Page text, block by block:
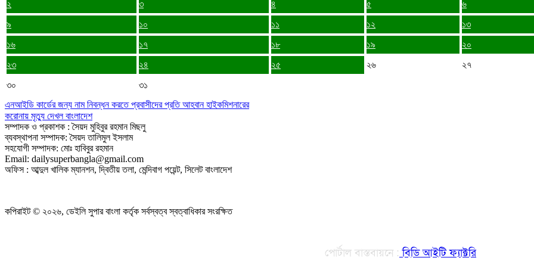
২
৩ ৪ ৫ ৬
৯
১০ ১১ ১২ ১৩
১৬
১৭ ১৮ ১৯ ২০
২৩
২৪ ২৫ ২৬ ২৭
৩০
৩১
এনআইডি কার্ডের জন্য নাম নিবন্ধন করতে প্রবাসীদের প্রতি আহবান হাইকমিশনারের
করোনায় মৃত্যু দেখল বাংলাদেশ
সম্পাদক ও প্রকাশক : সৈয়দ মুহিবুর রহমান মিছলু
ব্যবস্থাপনা সম্পাদক: সৈয়দ তালিমুল ইসলাম
সহযোগী সম্পাদক: মোঃ হাবিবুর রহমান
Email: dailysuperbangla@gmail.com
অফিস : আব্দুল খালিক ম্যানশন, দ্বিতীয় তলা, মেন্দিবাগ পয়েন্ট, সিলেট বাংলাদেশ
কপিরাইট © ২০২৬, ডেইলি সুপার বাংলা কর্তৃক সর্বস্বত্ব স্বত্বাধিকার সংরক্ষিত
পোর্টাল বাস্তবায়নে : বিডি আইটি ফ্যাক্টরি